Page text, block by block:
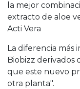
la mejor
extracto de aloe
Acti Vera
La diferencia
Biobizz derivados
que este nuevo
otra planta".